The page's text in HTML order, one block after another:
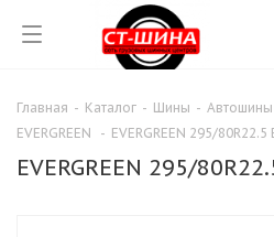
Главная - Каталог - Шины - Автошины
EVERGREEN
- EVERGREEN 295/80R22.5
EVERGREEN 295/